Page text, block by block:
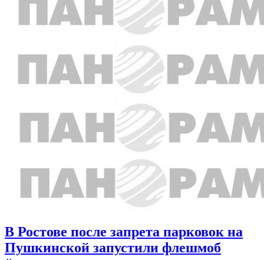
В Ростове после запрета парковок на
Пушкинской запустили флешмоб